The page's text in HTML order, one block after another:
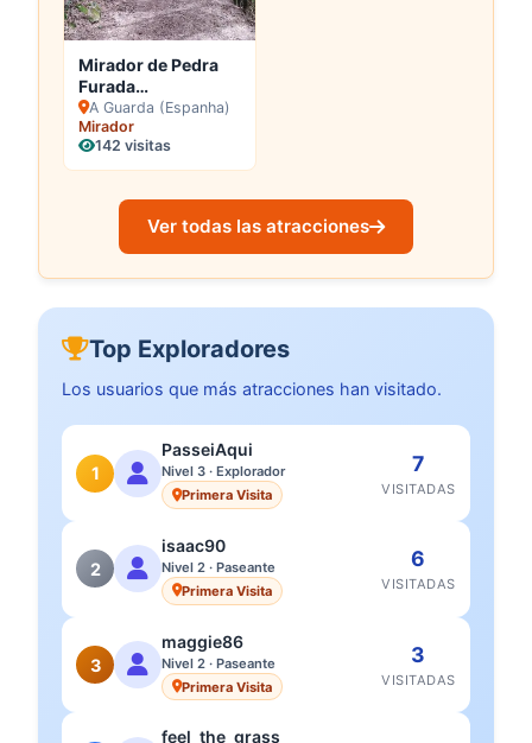
Mirador de Pedra
Furada
(Pontevedra)
A Guarda (Espanha)
Mirador
142 visitas
Ver todas las atracciones
Top Exploradores
Los usuarios que más atracciones han visitado.
1
PasseiAqui
Nivel 3 · Explorador
Primera Visita
7
VISITADAS
2
isaac90
Nivel 2 · Paseante
Primera Visita
6
VISITADAS
3
maggie86
Nivel 2 · Paseante
Primera Visita
3
VISITADAS
feel_the_grass